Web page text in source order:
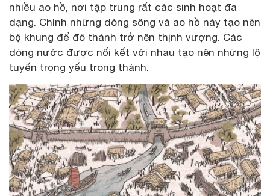
nhiều ao hồ, nơi tập trung rất các sinh hoạt đa
dạng. Chính những dòng sông và ao hồ này tạo nên
bộ khung để đô thành trở nên thịnh vượng. Các
dòng nước được nối kết với nhau tạo nên những lộ
tuyến trọng yếu trong thành.